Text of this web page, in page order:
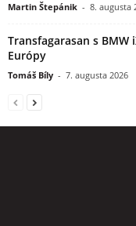
Martin Štepánik - 8. augusta
Transfagarasan s
Európy
Tomáš Bíly - 7. augusta 2026